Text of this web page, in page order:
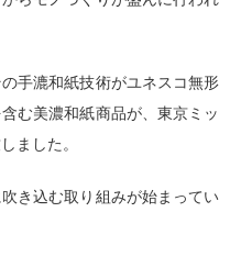
手漉和紙技術がユネスコ無形
む美濃和紙商品が、東京ミッ
ました。
き込む取り組みが始まってい